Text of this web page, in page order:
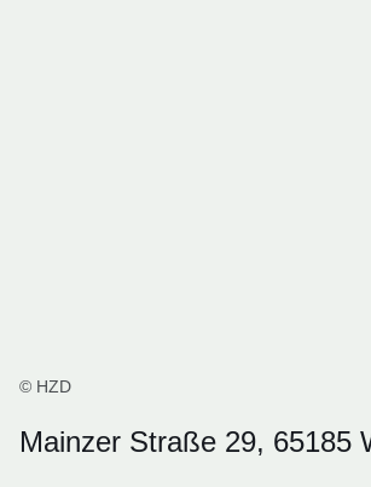
© HZD
Mainzer Straße 29, 65185